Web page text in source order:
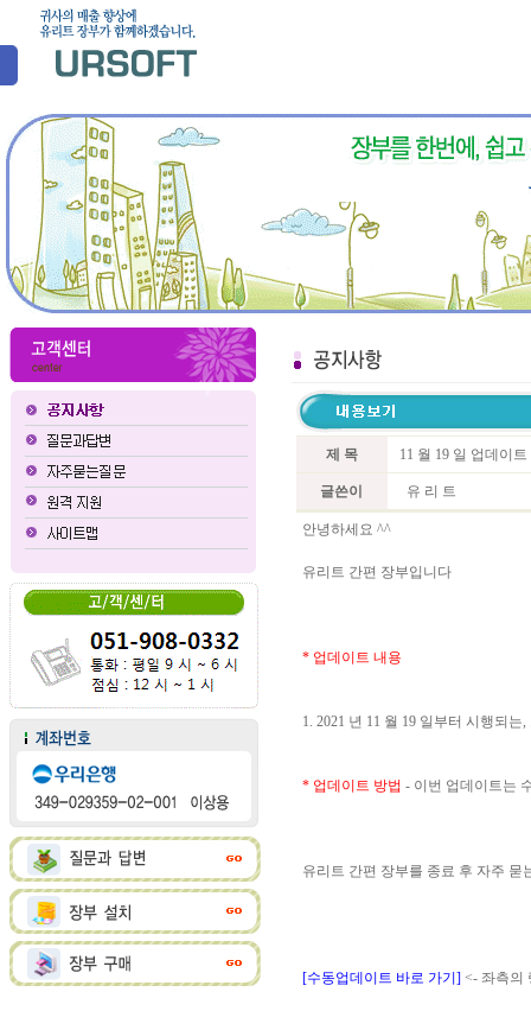
제 목 11 월 19 일 업데이
글쓴이 유 리 트
안녕하세요 ^^
유리트 간편 장부입니다
* 업데이트 내용
1. 2021 년 11 월 19 일부터 시행되
* 업데이트 방법 - 이번 업데이트는
유리트 간편 장부를 종료 후 자주
[수동업데이트 바로 가기] <- 좌측의